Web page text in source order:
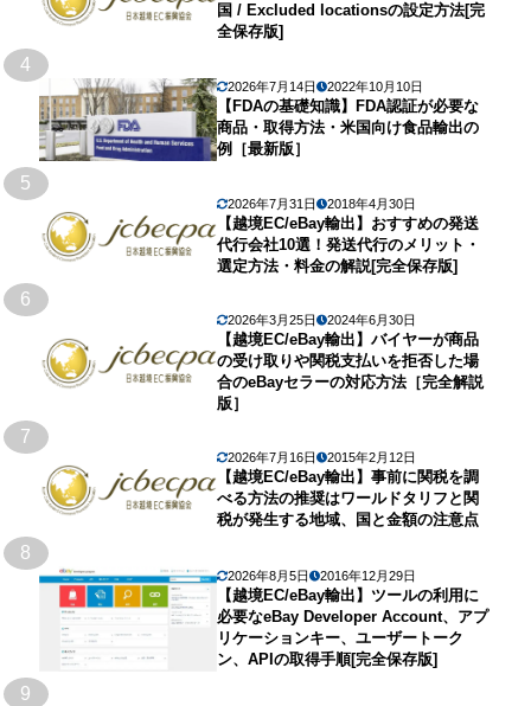
国 / Excluded locationsの設定方法[完
全保存版]
4
2026年7月14日 2022年10月10日
【FDAの基礎知識】FDA認証が必要な
商品・取得方法・米国向け食品輸出の
例［最新版］
5
2026年7月31日 2018年4月30日
【越境EC/eBay輸出】おすすめの発送
代行会社10選！発送代行のメリット・
選定方法・料金の解説[完全保存版]
6
2026年3月25日 2024年6月30日
【越境EC/eBay輸出】バイヤーが商品
の受け取りや関税支払いを拒否した場
合のeBayセラーの対応方法［完全解説
版］
7
2026年7月16日 2015年2月12日
【越境EC/eBay輸出】事前に関税を調
べる方法の推奨はワールドタリフと関
税が発生する地域、国と金額の注意点
8
2026年8月5日 2016年12月29日
【越境EC/eBay輸出】ツールの利用に
必要なeBay Developer Account、アプ
リケーションキー、ユーザートーク
ン、APIの取得手順[完全保存版]
9